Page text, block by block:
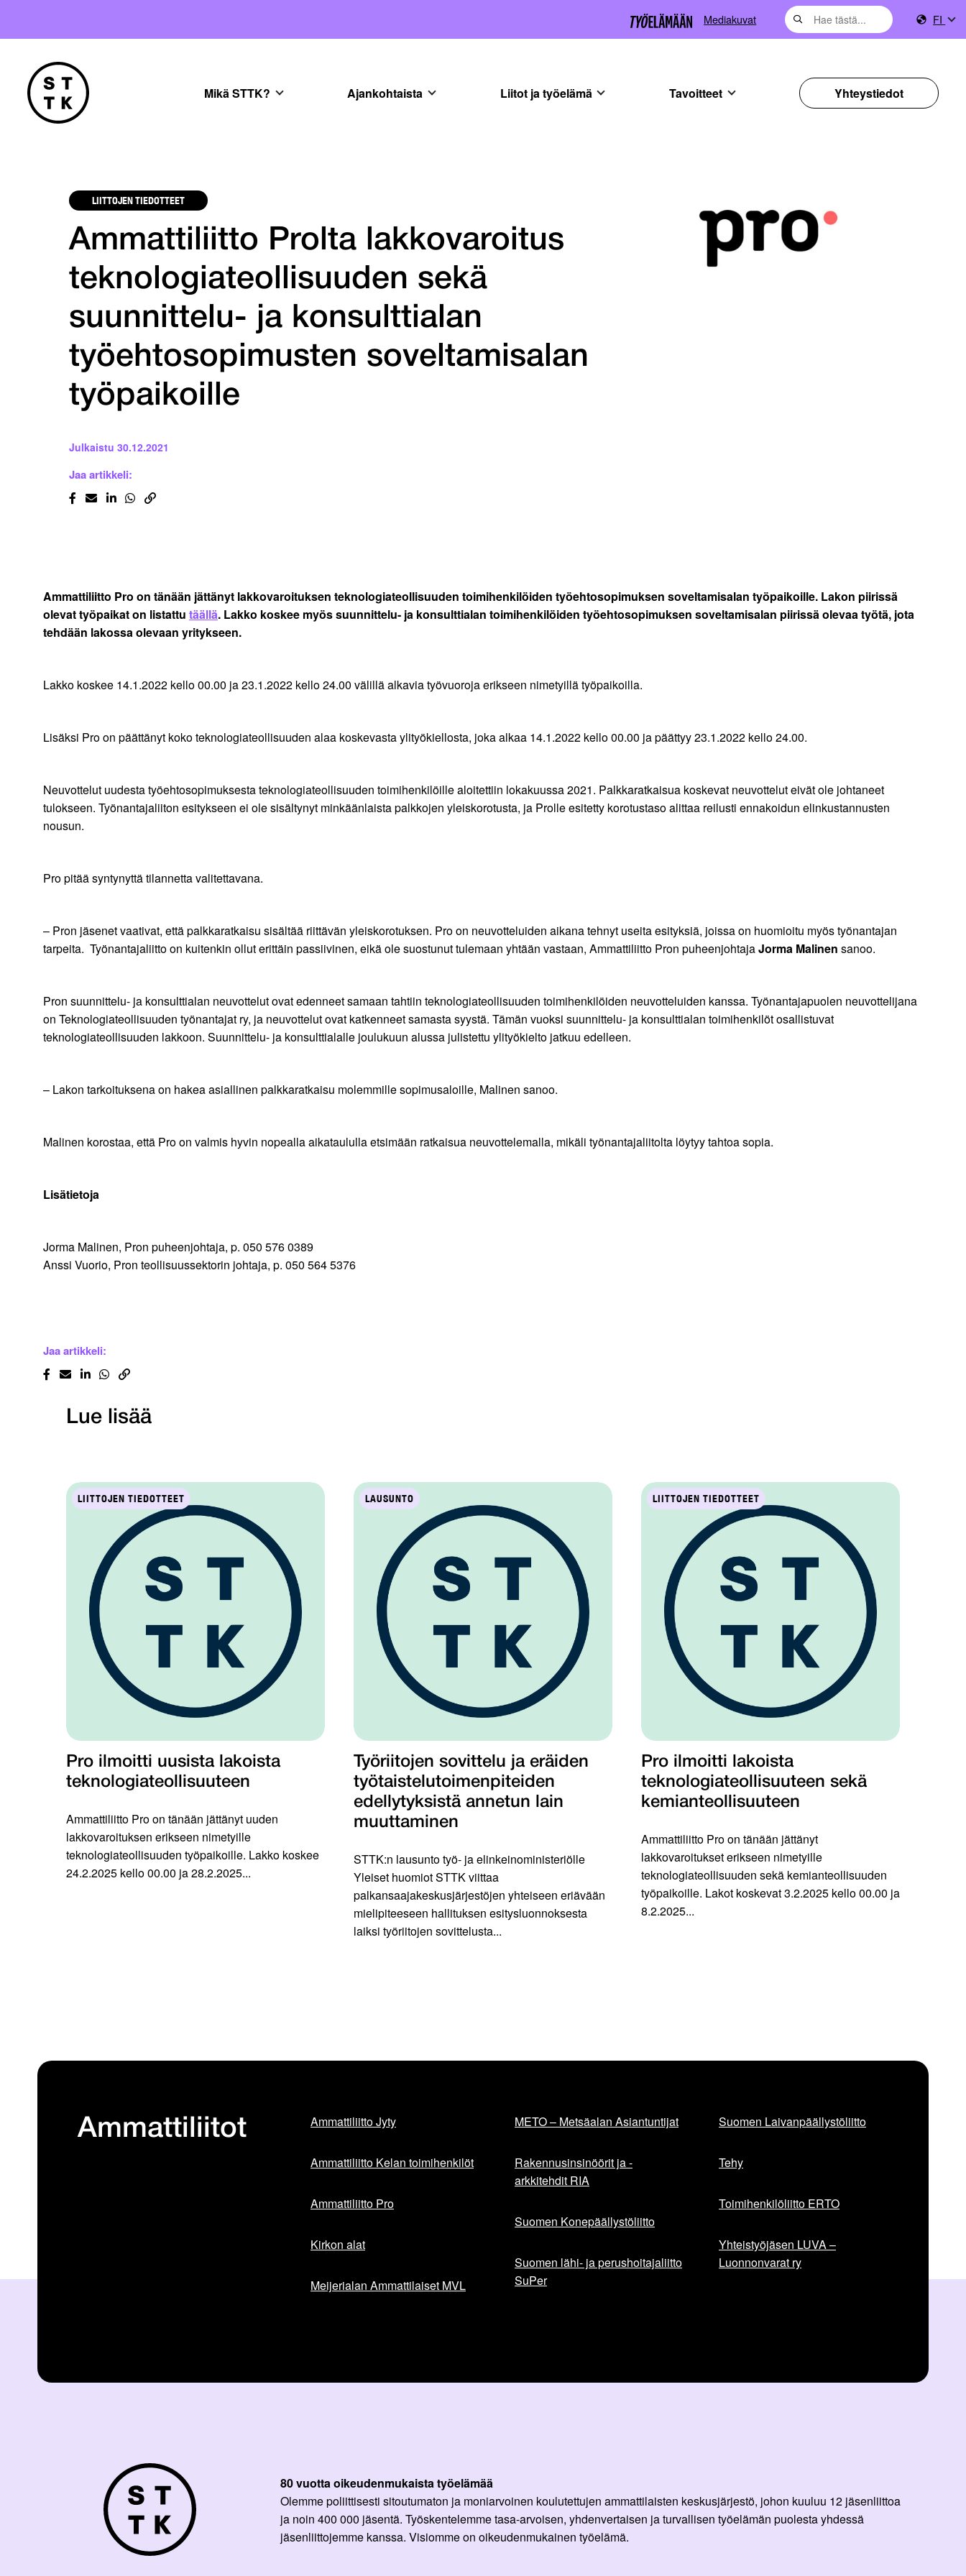
Mediakuvat FI
Mikä STTK? Ajankohtaista Liitot ja työelämä Tavoitteet Yhteystiedot
LIITTOJEN TIEDOTTEET
Ammattiliitto Prolta lakkovaroitus
teknologiateollisuuden sekä
suunnittelu- ja konsulttialan
työehtosopimusten soveltamisalan
työpaikoille
Julkaistu 30.12.2021
Jaa artikkeli:
Ammattiliitto Pro on tänään jättänyt lakkovaroituksen teknologiateollisuuden toimihenkilöiden työehtosopimuksen soveltamisalan työpaikoille. Lakon piirissä
olevat työpaikat on listattu täällä. Lakko koskee myös suunnittelu- ja konsulttialan toimihenkilöiden työehtosopimuksen soveltamisalan piirissä olevaa työtä, jota
tehdään lakossa olevaan yritykseen.
Lakko koskee 14.1.2022 kello 00.00 ja 23.1.2022 kello 24.00 välillä alkavia työvuoroja erikseen nimetyillä työpaikoilla.
Lisäksi Pro on päättänyt koko teknologiateollisuuden alaa koskevasta ylityökiellosta, joka alkaa 14.1.2022 kello 00.00 ja päättyy 23.1.2022 kello 24.00.
Neuvottelut uudesta työehtosopimuksesta teknologiateollisuuden toimihenkilöille aloitettiin lokakuussa 2021. Palkkaratkaisua koskevat neuvottelut eivät ole johtaneet
tulokseen. Työnantajaliiton esitykseen ei ole sisältynyt minkäänlaista palkkojen yleiskorotusta, ja Prolle esitetty korotustaso alittaa reilusti ennakoidun elinkustannusten
nousun.
Pro pitää syntynyttä tilannetta valitettavana.
– Pron jäsenet vaativat, että palkkaratkaisu sisältää riittävän yleiskorotuksen. Pro on neuvotteluiden aikana tehnyt useita esityksiä, joissa on huomioitu myös työnantajan
tarpeita. Työnantajaliitto on kuitenkin ollut erittäin passiivinen, eikä ole suostunut tulemaan yhtään vastaan, Ammattiliitto Pron puheenjohtajaJorma Malinen sanoo.
Pron suunnittelu- ja konsulttialan neuvottelut ovat edenneet samaan tahtiin teknologiateollisuuden toimihenkilöiden neuvotteluiden kanssa. Työnantajapuolen neuvottelijana
on Teknologiateollisuuden työnantajat ry, ja neuvottelut ovat katkenneet samasta syystä. Tämän vuoksi suunnittelu- ja konsulttialan toimihenkilöt osallistuvat
teknologiateollisuuden lakkoon. Suunnittelu- ja konsulttialalle joulukuun alussa julistettu ylityökielto jatkuu edelleen.
– Lakon tarkoituksena on hakea asiallinen palkkaratkaisu molemmille sopimusaloille, Malinen sanoo.
Malinen korostaa, että Pro on valmis hyvin nopealla aikataululla etsimään ratkaisua neuvottelemalla, mikäli työnantajaliitolta löytyy tahtoa sopia.
Lisätietoja
Jorma Malinen, Pron puheenjohtaja, p. 050 576 0389
Anssi Vuorio, Pron teollisuussektorin johtaja, p. 050 564 5376
Jaa artikkeli:
Lue lisää
LIITTOJEN TIEDOTTEET
Pro ilmoitti uusista lakoista
teknologiateollisuuteen
Ammattiliitto Pro on tänään jättänyt uuden
lakkovaroituksen erikseen nimetyille
teknologiateollisuuden työpaikoille. Lakko koskee
24.2.2025 kello 00.00 ja 28.2.2025...
LAUSUNTO
Työriitojen sovittelu ja eräiden
työtaistelutoimenpiteiden
edellytyksistä annetun lain
muuttaminen
STTK:n lausunto työ- ja elinkeinoministeriölle
Yleiset huomiot STTK viittaa
palkansaajakeskusjärjestöjen yhteiseen eriävään
mielipiteeseen hallituksen esitysluonnoksesta
laiksi työriitojen sovittelusta...
LIITTOJEN TIEDOTTEET
Pro ilmoitti lakoista
teknologiateollisuuteen sekä
kemianteollisuuteen
Ammattiliitto Pro on tänään jättänyt
lakkovaroitukset erikseen nimetyille
teknologiateollisuuden sekä kemianteollisuuden
työpaikoille. Lakot koskevat 3.2.2025 kello 00.00 ja
8.2.2025...
Ammattiliitot Ammattiliitto Jyty
Ammattiliitto Kelan toimihenkilöt
Ammattiliitto Pro
Kirkon alat
Meijerialan Ammattilaiset MVL
METO – Metsäalan Asiantuntijat
Rakennusinsinöörit ja -
arkkitehdit RIA
Suomen Konepäällystöliitto
Suomen lähi- ja perushoitajaliitto
SuPer
Suomen Laivanpäällystöliitto
Tehy
Toimihenkilöliitto ERTO
Yhteistyöjäsen LUVA –
Luonnonvarat ry
80 vuotta oikeudenmukaista työelämää
Olemme poliittisesti sitoutumaton ja moniarvoinen koulutettujen ammattilaisten keskusjärjestö, johon kuuluu 12 jäsenliittoa
ja noin 400 000 jäsentä. Työskentelemme tasa-arvoisen, yhdenvertaisen ja turvallisen työelämän puolesta yhdessä
jäsenliittojemme kanssa. Visiomme on oikeudenmukainen työelämä.